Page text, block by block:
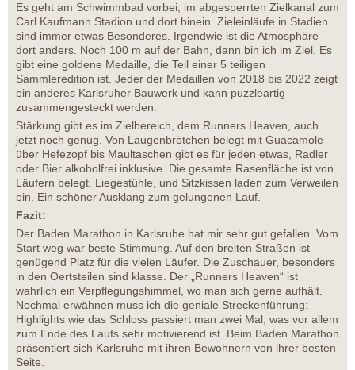
Es geht am Schwimmbad vorbei, im abgesperrten Zielkanal zum
Carl Kaufmann Stadion und dort hinein. Zieleinläufe in Stadien
sind immer etwas Besonderes. Irgendwie ist die Atmosphäre
dort anders. Noch 100 m auf der Bahn, dann bin ich im Ziel. Es
gibt eine goldene Medaille, die Teil einer 5 teiligen
Sammleredition ist. Jeder der Medaillen von 2018 bis 2022 zeigt
ein anderes Karlsruher Bauwerk und kann puzzleartig
zusammengesteckt werden.
Stärkung gibt es im Zielbereich, dem Runners Heaven, auch
jetzt noch genug. Von Laugenbrötchen belegt mit Guacamole
über Hefezopf bis Maultaschen gibt es für jeden etwas, Radler
oder Bier alkoholfrei inklusive. Die gesamte Rasenfläche ist von
Läufern belegt. Liegestühle, und Sitzkissen laden zum Verweilen
ein. Ein schöner Ausklang zum gelungenen Lauf.
Fazit:
Der Baden Marathon in Karlsruhe hat mir sehr gut gefallen. Vom
Start weg war beste Stimmung. Auf den breiten Straßen ist
genügend Platz für die vielen Läufer. Die Zuschauer, besonders
in den Oertsteilen sind klasse. Der „Runners Heaven“ ist
wahrlich ein Verpflegungshimmel, wo man sich gerne aufhält.
Nochmal erwähnen muss ich die geniale Streckenführung:
Highlights wie das Schloss passiert man zwei Mal, was vor allem
zum Ende des Laufs sehr motivierend ist. Beim Baden Marathon
präsentiert sich Karlsruhe mit ihren Bewohnern von ihrer besten
Seite.